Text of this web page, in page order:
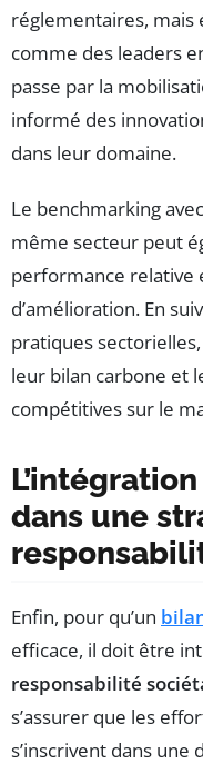
réglementaires, mais
comme des leaders
passe par la
informé des
dans leur domaine.
Le benchmarking
même secteur peut
performance relative
d’amélioration. En
pratiques
leur bilan carbone et
compétitives sur le
dans une
Enfin, pour qu’un
efficace, il doit être
responsabilité
s’assurer que les
s’inscrivent dans une